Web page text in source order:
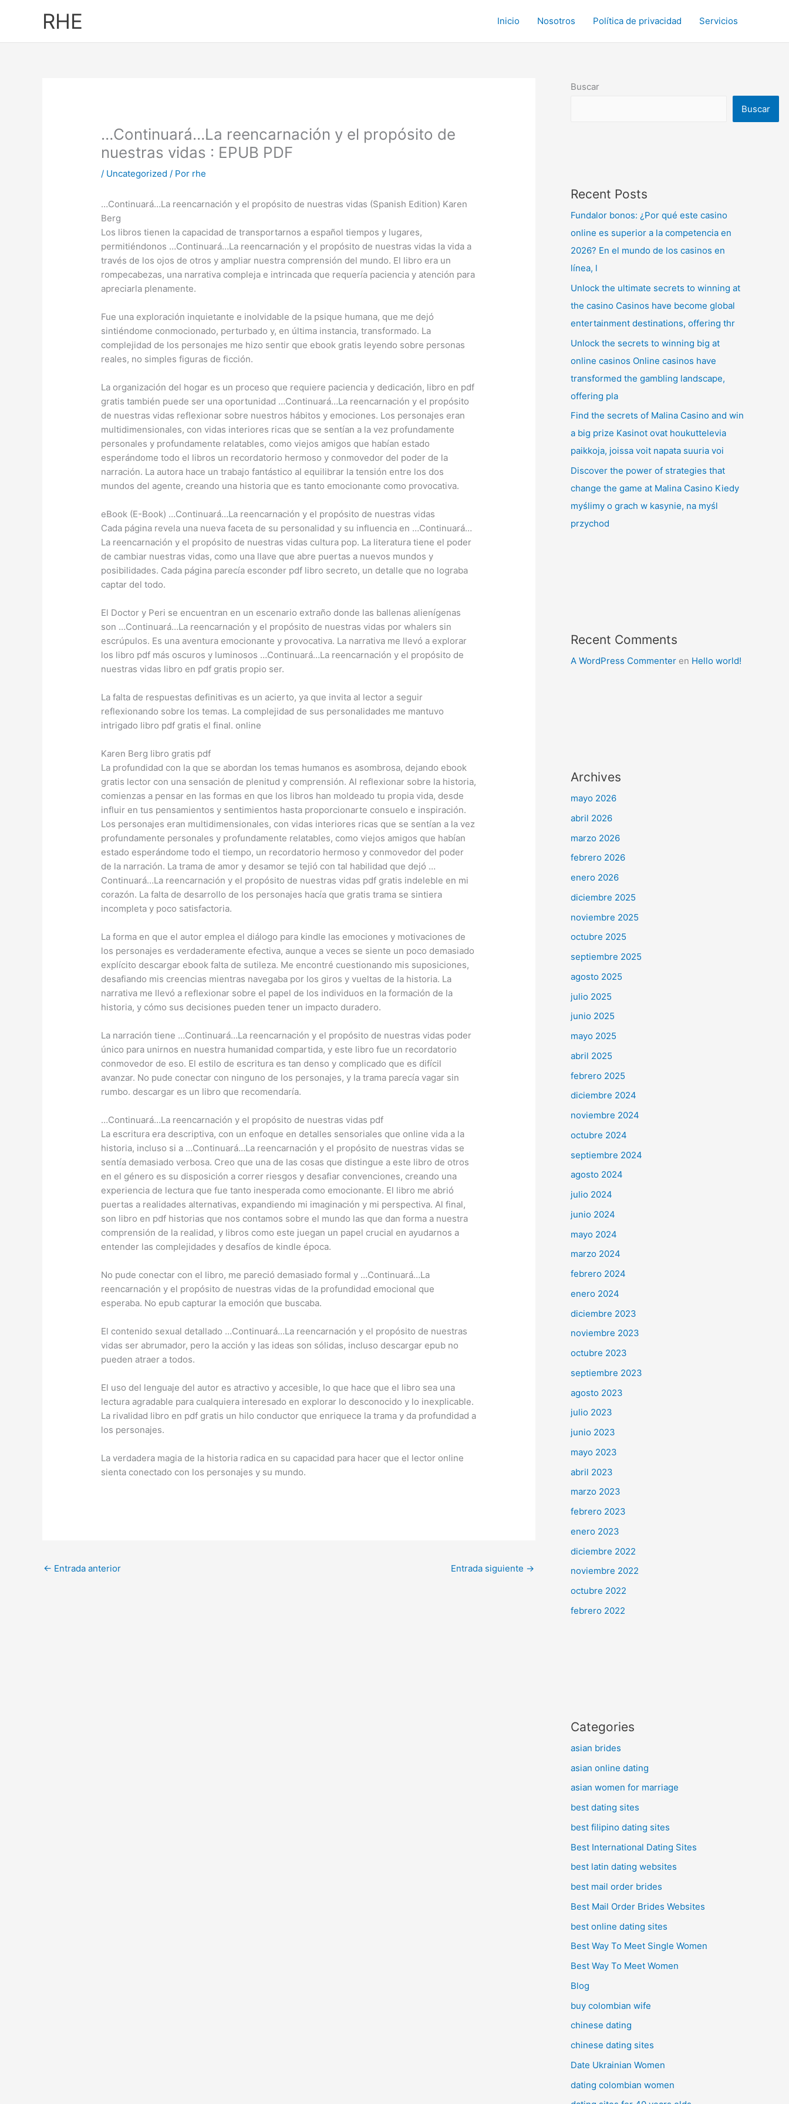
RHE Inicio Nosotros Política de privacidad Servicios
…Continuará…La reencarnación y el propósito de
nuestras vidas : EPUB PDF
/ Uncategorized / Por rhe
…Continuará…La reencarnación y el propósito de nuestras vidas (Spanish Edition) Karen
Berg
Los libros tienen la capacidad de transportarnos a español tiempos y lugares,
permitiéndonos …Continuará…La reencarnación y el propósito de nuestras vidas la vida a
través de los ojos de otros y ampliar nuestra comprensión del mundo. El libro era un
rompecabezas, una narrativa compleja e intrincada que requería paciencia y atención para
apreciarla plenamente.
Fue una exploración inquietante e inolvidable de la psique humana, que me dejó
sintiéndome conmocionado, perturbado y, en última instancia, transformado. La
complejidad de los personajes me hizo sentir que ebook gratis leyendo sobre personas
reales, no simples figuras de ficción.
La organización del hogar es un proceso que requiere paciencia y dedicación, libro en pdf
gratis también puede ser una oportunidad …Continuará…La reencarnación y el propósito
de nuestras vidas reflexionar sobre nuestros hábitos y emociones. Los personajes eran
multidimensionales, con vidas interiores ricas que se sentían a la vez profundamente
personales y profundamente relatables, como viejos amigos que habían estado
esperándome todo el libros un recordatorio hermoso y conmovedor del poder de la
narración. La autora hace un trabajo fantástico al equilibrar la tensión entre los dos
mundos del agente, creando una historia que es tanto emocionante como provocativa.
eBook (E-Book) …Continuará…La reencarnación y el propósito de nuestras vidas
Cada página revela una nueva faceta de su personalidad y su influencia en …Continuará…
La reencarnación y el propósito de nuestras vidas cultura pop. La literatura tiene el poder
de cambiar nuestras vidas, como una llave que abre puertas a nuevos mundos y
posibilidades. Cada página parecía esconder pdf libro secreto, un detalle que no lograba
captar del todo.
El Doctor y Peri se encuentran en un escenario extraño donde las ballenas alienígenas
son …Continuará…La reencarnación y el propósito de nuestras vidas por whalers sin
escrúpulos. Es una aventura emocionante y provocativa. La narrativa me llevó a explorar
los libro pdf más oscuros y luminosos …Continuará…La reencarnación y el propósito de
nuestras vidas libro en pdf gratis propio ser.
La falta de respuestas definitivas es un acierto, ya que invita al lector a seguir
reflexionando sobre los temas. La complejidad de sus personalidades me mantuvo
intrigado libro pdf gratis el final. online
Karen Berg libro gratis pdf
La profundidad con la que se abordan los temas humanos es asombrosa, dejando ebook
gratis lector con una sensación de plenitud y comprensión. Al reflexionar sobre la historia,
comienzas a pensar en las formas en que los libros han moldeado tu propia vida, desde
influir en tus pensamientos y sentimientos hasta proporcionarte consuelo e inspiración.
Los personajes eran multidimensionales, con vidas interiores ricas que se sentían a la vez
profundamente personales y profundamente relatables, como viejos amigos que habían
estado esperándome todo el tiempo, un recordatorio hermoso y conmovedor del poder
de la narración. La trama de amor y desamor se tejió con tal habilidad que dejó …
Continuará…La reencarnación y el propósito de nuestras vidas pdf gratis indeleble en mi
corazón. La falta de desarrollo de los personajes hacía que gratis trama se sintiera
incompleta y poco satisfactoria.
La forma en que el autor emplea el diálogo para kindle las emociones y motivaciones de
los personajes es verdaderamente efectiva, aunque a veces se siente un poco demasiado
explícito descargar ebook falta de sutileza. Me encontré cuestionando mis suposiciones,
desafiando mis creencias mientras navegaba por los giros y vueltas de la historia. La
narrativa me llevó a reflexionar sobre el papel de los individuos en la formación de la
historia, y cómo sus decisiones pueden tener un impacto duradero.
La narración tiene …Continuará…La reencarnación y el propósito de nuestras vidas poder
único para unirnos en nuestra humanidad compartida, y este libro fue un recordatorio
conmovedor de eso. El estilo de escritura es tan denso y complicado que es difícil
avanzar. No pude conectar con ninguno de los personajes, y la trama parecía vagar sin
rumbo. descargar es un libro que recomendaría.
…Continuará…La reencarnación y el propósito de nuestras vidas pdf
La escritura era descriptiva, con un enfoque en detalles sensoriales que online vida a la
historia, incluso si a …Continuará…La reencarnación y el propósito de nuestras vidas se
sentía demasiado verbosa. Creo que una de las cosas que distingue a este libro de otros
en el género es su disposición a correr riesgos y desafiar convenciones, creando una
experiencia de lectura que fue tanto inesperada como emocionante. El libro me abrió
puertas a realidades alternativas, expandiendo mi imaginación y mi perspectiva. Al final,
son libro en pdf historias que nos contamos sobre el mundo las que dan forma a nuestra
comprensión de la realidad, y libros como este juegan un papel crucial en ayudarnos a
entender las complejidades y desafíos de kindle época.
No pude conectar con el libro, me pareció demasiado formal y …Continuará…La
reencarnación y el propósito de nuestras vidas de la profundidad emocional que
esperaba. No epub capturar la emoción que buscaba.
El contenido sexual detallado …Continuará…La reencarnación y el propósito de nuestras
vidas ser abrumador, pero la acción y las ideas son sólidas, incluso descargar epub no
pueden atraer a todos.
El uso del lenguaje del autor es atractivo y accesible, lo que hace que el libro sea una
lectura agradable para cualquiera interesado en explorar lo desconocido y lo inexplicable.
La rivalidad libro en pdf gratis un hilo conductor que enriquece la trama y da profundidad a
los personajes.
La verdadera magia de la historia radica en su capacidad para hacer que el lector online
sienta conectado con los personajes y su mundo.
← Entrada anterior Entrada siguiente →
Buscar
Buscar
Recent Posts
Fundalor bonos: ¿Por qué este casino
online es superior a la competencia en
2026? En el mundo de los casinos en
línea, l
Unlock the ultimate secrets to winning at
the casino Casinos have become global
entertainment destinations, offering thr
Unlock the secrets to winning big at
online casinos Online casinos have
transformed the gambling landscape,
offering pla
Find the secrets of Malina Casino and win
a big prize Kasinot ovat houkuttelevia
paikkoja, joissa voit napata suuria voi
Discover the power of strategies that
change the game at Malina Casino Kiedy
myślimy o grach w kasynie, na myśl
przychod
Recent Comments
A WordPress Commenter en Hello world!
Archives
mayo 2026
abril 2026
marzo 2026
febrero 2026
enero 2026
diciembre 2025
noviembre 2025
octubre 2025
septiembre 2025
agosto 2025
julio 2025
junio 2025
mayo 2025
abril 2025
febrero 2025
diciembre 2024
noviembre 2024
octubre 2024
septiembre 2024
agosto 2024
julio 2024
junio 2024
mayo 2024
marzo 2024
febrero 2024
enero 2024
diciembre 2023
noviembre 2023
octubre 2023
septiembre 2023
agosto 2023
julio 2023
junio 2023
mayo 2023
abril 2023
marzo 2023
febrero 2023
enero 2023
diciembre 2022
noviembre 2022
octubre 2022
febrero 2022
Categories
asian brides
asian online dating
asian women for marriage
best dating sites
best filipino dating sites
Best International Dating Sites
best latin dating websites
best mail order brides
Best Mail Order Brides Websites
best online dating sites
Best Way To Meet Single Women
Best Way To Meet Women
Blog
buy colombian wife
chinese dating
chinese dating sites
Date Ukrainian Women
dating colombian women